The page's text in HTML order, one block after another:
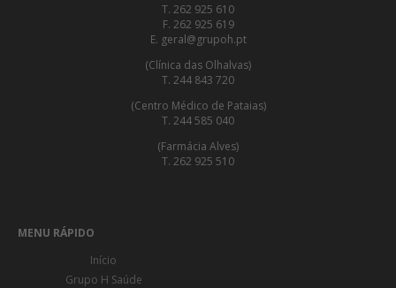
T. 262 925 610
F. 262 925 619
E. geral@grupoh.pt
(Clínica das Olhalvas)
T. 244 843 720
(Centro Médico de Pataias)
T. 244 585 040
(Farmácia Alves)
T. 262 925 510
MENU RÁPIDO
Início
Grupo H Saúde